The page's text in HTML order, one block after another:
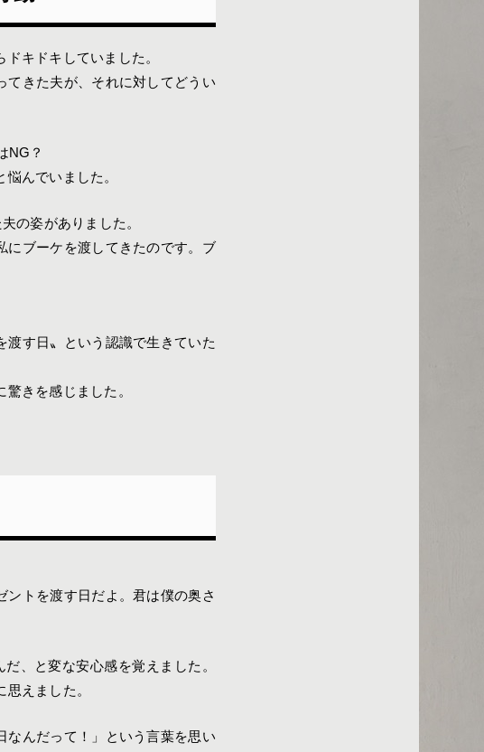
キドキしていました。
てきた夫が、それに対してどうい
NG？
んでいました。
の姿がありました。
にブーケを渡してきたのです。ブ
渡す日〟という認識で生きていた
きを感じました。
ントを渡す日だよ。君は僕の奥さ
、と変な安心感を覚えました。
えました。
なんだって！」という言葉を思い